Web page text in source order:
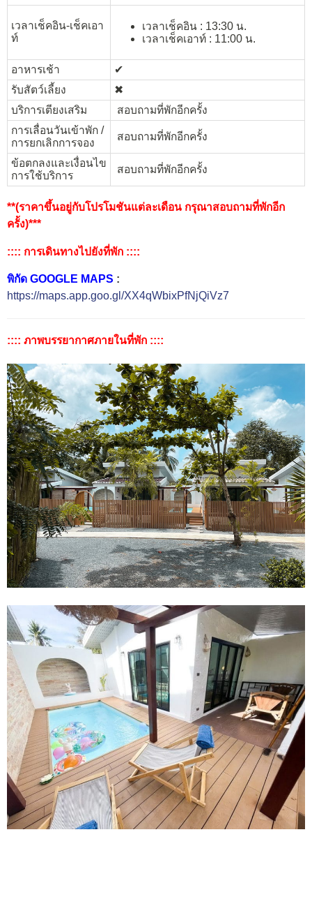
เวลาเช็คอิน-เช็คเอา
ท์
เวลาเช็คอิน : 13:30 น.
เวลาเช็คเอาท์ : 11:00 น.
อาหารเช้า
✔︎
รับสัตว์เลี้ยง
✖︎
บริการเตียงเสริม
สอบถามที่พักอีกครั้ง
การเลื่อนวันเข้าพัก /
การยกเลิกการจอง
สอบถามที่พักอีกครั้ง
ข้อตกลงและเงื่อนไข
การใช้บริการ
สอบถามที่พักอีกครั้ง
**(ราคาขึ้นอยู่กับโปรโมชันแต่ละเดือน กรุณาสอบถามที่พักอีก
ครั้ง)***
:::: การเดินทางไปยังที่พัก ::::
พิกัด GOOGLE MAPS :
https://maps.app.goo.gl/XX4qWbixPfNjQiVz7
:::: ภาพบรรยากาศภายในที่พัก ::::